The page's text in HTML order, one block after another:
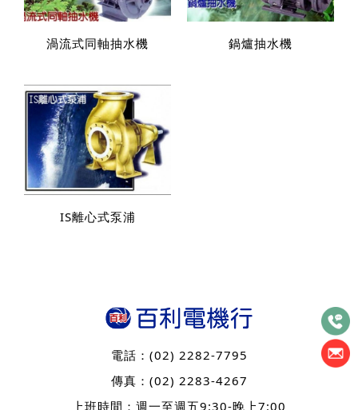
渦流式同軸抽水機 鍋爐抽水機
IS離心式泵浦
電話： (02) 2282-7795
傳真： (02) 2283-4267
上班時間：週一至週五9:30-晚上7:00